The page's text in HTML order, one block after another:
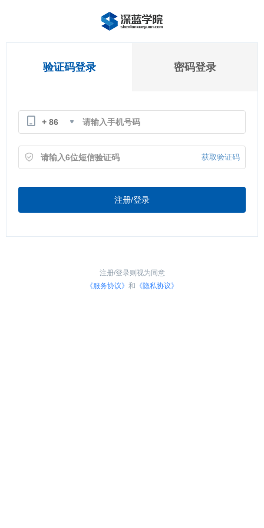
验证码登录 密码登录
+ 86
获取验证码
注册/登录
注册/登录则视为同意
《服务协议》 和 《隐私协议》